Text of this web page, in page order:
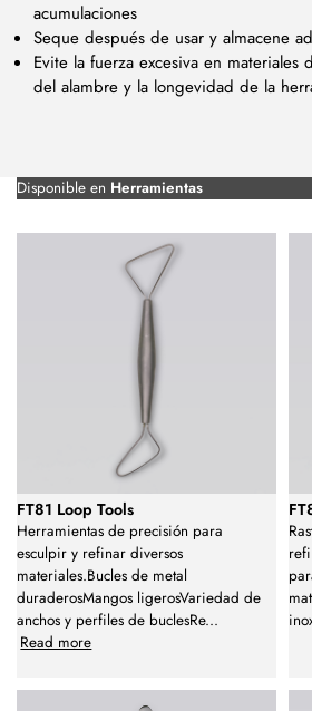
acumulaciones
Seque después de usar y almacene
Evite la fuerza excesiva en materiales
del alambre y la longevidad de la
Disponible en Herramientas
FT81 Loop Tools
Herramientas de precisión para
esculpir y refinar diversos
materiales.Bucles de metal
duraderosMangos ligerosVariedad de
anchos y perfiles de buclesRe...
Read more